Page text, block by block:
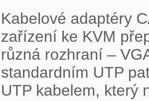
Kabelové adaptéry
zařízení ke KVM
různá rozhraní –
standardním UTP
UTP kabelem, který